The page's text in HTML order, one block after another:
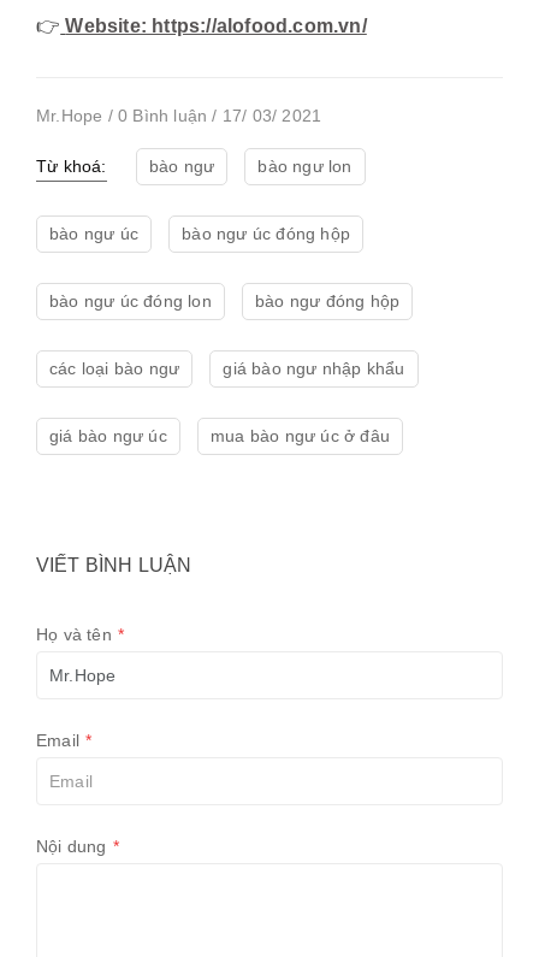
👉 Website: https://alofood.com.vn/
Mr.Hope / 0 Bình luận / 17/ 03/ 2021
Từ khoá: bào ngư bào ngư lon
bào ngư úc bào ngư úc đóng hộp
bào ngư úc đóng lon bào ngư đóng hộp
các loại bào ngư giá bào ngư nhập khẩu
giá bào ngư úc mua bào ngư úc ở đâu
VIẾT BÌNH LUẬN
Họ và tên *
Email *
Nội dung *